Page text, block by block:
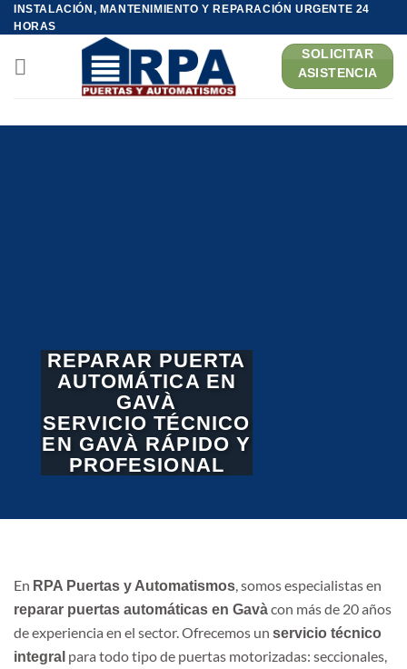
Saltar
al
contenido
INSTALACIÓN, MANTENIMIENTO Y REPARACIÓN URGENTE 24
HORAS
SOLICITAR
ASISTENCIA
REPARAR PUERTA
AUTOMÁTICA EN
GAVÀ
SERVICIO TÉCNICO
EN GAVÀ RÁPIDO Y
PROFESIONAL
En RPA Puertas y Automatismos, somos especialistas en
reparar puertas automáticas en Gavàcon más de 20 años
de experiencia en el sector. Ofrecemos un servicio técnico
integral para todo tipo de puertas motorizadas: seccionales,